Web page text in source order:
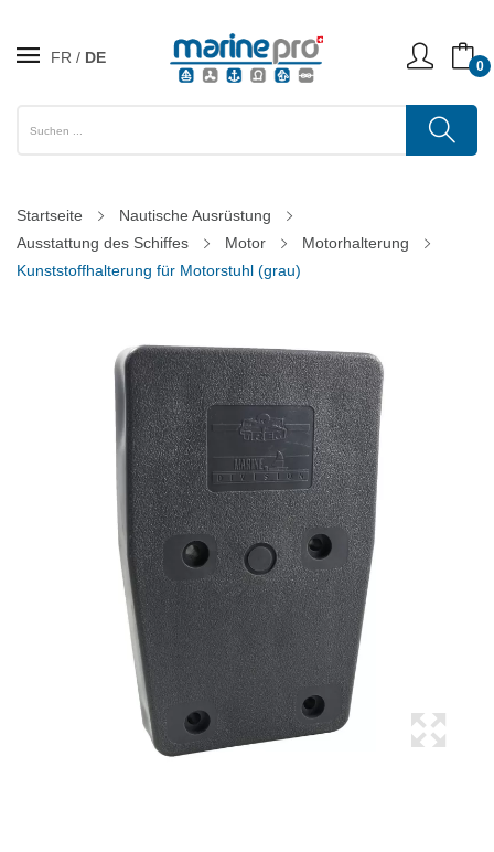
FR DE 0
Startseite
Nautische Ausrüstung
Ausstattung des Schiffes
Motor
Motorhalterung
Kunststoffhalterung für Motorstuhl (grau)